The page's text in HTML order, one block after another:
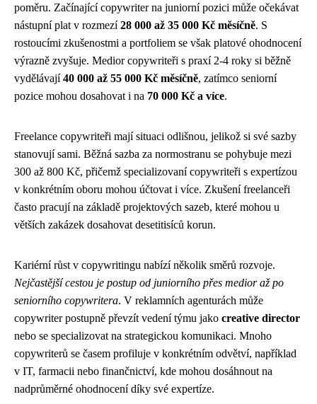
poměru. Začínající copywriter na juniorní pozici může očekávat
nástupní plat v rozmezí28 000 až 35 000 Kč měsíčně. S
rostoucími zkušenostmi a portfoliem se však platové ohodnocení
výrazně zvyšuje. Medior copywriteři s praxí 2-4 roky si běžně
vydělávají40 000 až 55 000 Kč měsíčně, zatímco seniorní
pozice mohou dosahovat i na 70 000 Kč a více.
Freelance copywriteři mají situaci odlišnou, jelikož si své sazby
stanovují sami. Běžná sazba za normostranu se pohybuje mezi
300 až 800 Kč, přičemž specializovaní copywriteři s expertízou
v konkrétním oboru mohou účtovat i více. Zkušení freelanceři
často pracují na základě projektových sazeb, které mohou u
větších zakázek dosahovat desetitisíců korun.
Kariérní růst v copywritingu nabízí několik směrů rozvoje.
Nejčastější cestou je postup od juniorního přes medior až po
seniorního copywritera. V reklamních agenturách může
copywriter postupně převzít vedení týmu jako creative director
nebo se specializovat na strategickou komunikaci. Mnoho
copywriterů se časem profiluje v konkrétním odvětví, například
v IT, farmacii nebo finančnictví, kde mohou dosáhnout na
nadprůměrné ohodnocení díky své expertíze.